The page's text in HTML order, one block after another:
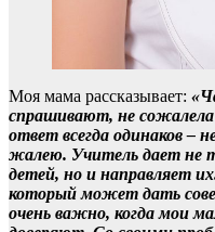
Моя мама рассказывает:
спрашивают, не
ответ всегда одинаков –
жалею. Учитель дает не
детей, но и направляет
который может дать
очень важно, когда мои